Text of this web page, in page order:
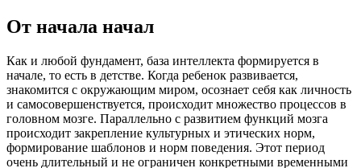
От начала начал
Как и любой фундамент, база интеллекта формируется в
начале, то есть в детстве. Когда ребенок развивается,
знакомится с окружающим миром, осознает себя как личность
и самосовершенствуется, происходит множество процессов в
головном мозге. Параллельно с развитием функций мозга
происходит закрепление культурных и этических норм,
формирование шаблонов и норм поведения. Этот период
очень длительный и не ограничен конкретными временными